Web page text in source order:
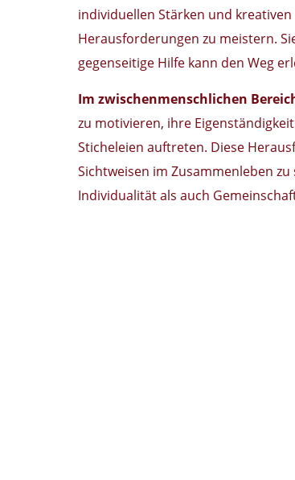
individuellen Stärken und
Herausforderungen zu meistern.
gegenseitige Hilfe kann den Weg
Im zwischenmenschlichen
zu motivieren, ihre
Sticheleien auftreten. Diese
Sichtweisen im Zusammenleben
Individualität als auch